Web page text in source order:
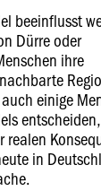
beeinflusst
Dürre oder
ihre
einige
realen
in